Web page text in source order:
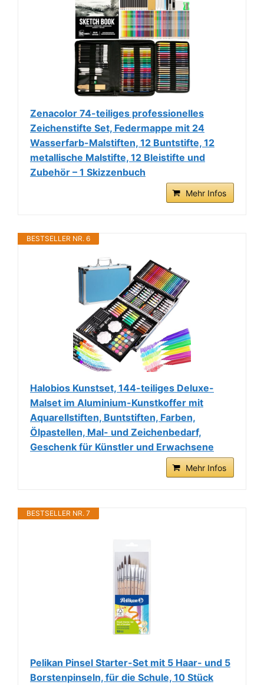
Zenacolor 74-teiliges professionelles
Zeichenstifte Set, Federmappe mit 24
Wasserfarb-Malstiften, 12 Buntstifte, 12
metallische Malstifte, 12 Bleistifte und
Zubehör – 1 Skizzenbuch
Mehr Infos
BESTSELLER NR. 6
Halobios Kunstset, 144-teiliges Deluxe-
Malset im Aluminium-Kunstkoffer mit
Aquarellstiften, Buntstiften, Farben,
Ölpastellen, Mal- und Zeichenbedarf,
Geschenk für Künstler und Erwachsene
Mehr Infos
BESTSELLER NR. 7
Pelikan Pinsel Starter-Set mit 5 Haar- und 5
Borstenpinseln, für die Schule, 10 Stück